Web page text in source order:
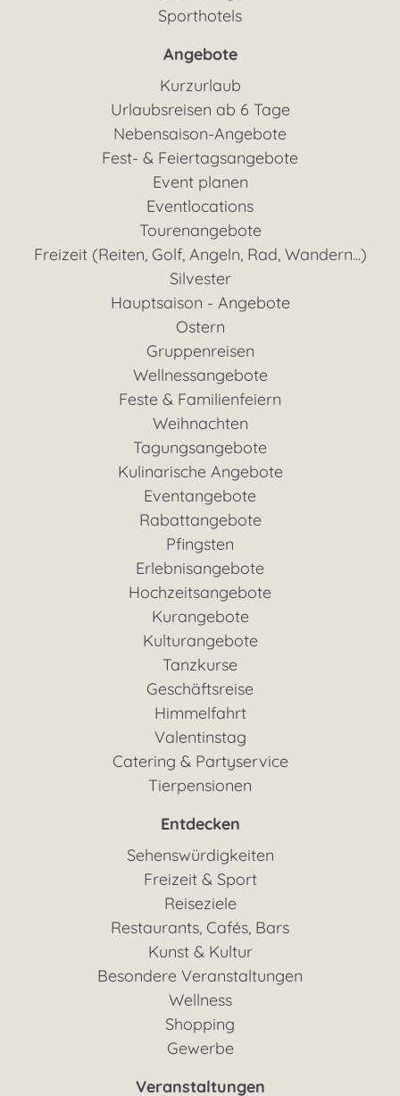
Sporthotels
Angebote
Kurzurlaub
Urlaubsreisen ab 6 Tage
Nebensaison-Angebote
Fest- & Feiertagsangebote
Event planen
Eventlocations
Tourenangebote
Freizeit (Reiten, Golf, Angeln, Rad, Wandern...)
Silvester
Hauptsaison - Angebote
Ostern
Gruppenreisen
Wellnessangebote
Feste & Familienfeiern
Weihnachten
Tagungsangebote
Kulinarische Angebote
Eventangebote
Rabattangebote
Pfingsten
Erlebnisangebote
Hochzeitsangebote
Kurangebote
Kulturangebote
Tanzkurse
Geschäftsreise
Himmelfahrt
Valentinstag
Catering & Partyservice
Tierpensionen
Entdecken
Sehenswürdigkeiten
Freizeit & Sport
Reiseziele
Restaurants, Cafés, Bars
Kunst & Kultur
Besondere Veranstaltungen
Wellness
Shopping
Gewerbe
Veranstaltungen